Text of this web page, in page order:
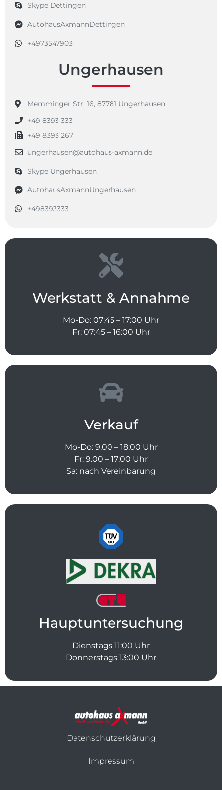
Skype Dettingen
AutohausAxmannDettingen
+4973547903
Ungerhausen
Memminger Str. 16, 87781 Ungerhausen
+49 8393 333
+49 8393 267
ungerhausen@autohaus-axmann.de
Skype Ungerhausen
AutohausAxmannUngerhausen
+498393333
Werkstatt & Annahme
Mo-Do: 07:45 – 17:00 Uhr
Fr: 07:45 – 16:00 Uhr
Verkauf
Mo-Do: 9.00 – 18:00 Uhr
Fr: 9.00 – 17:00 Uhr
Sa: nach Vereinbarung
Hauptuntersuchung
Dienstags 11:00 Uhr
Donnerstags 13:00 Uhr
Datenschutzerklärung
Impressum